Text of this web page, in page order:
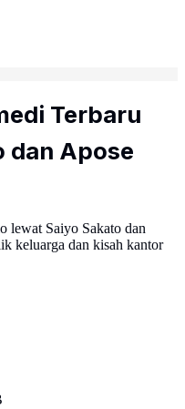
Terbaru
dan Apose
lewat Saiyo Sakato dan
keluarga dan kisah kantor